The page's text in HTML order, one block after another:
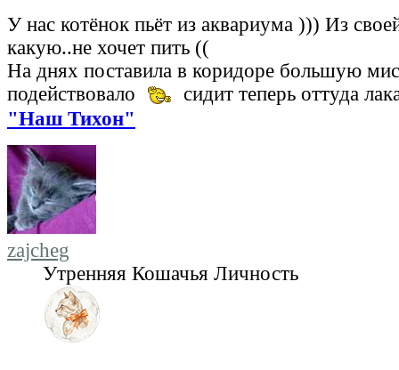
У нас котёнок пьёт из аквариума ))) Из
какую..не хочет пить ((
На днях поставила в коридоре большую
подействовало
сидит теперь оттуда
"Наш Тихон"
zajcheg
Утренняя Кошачья Личность